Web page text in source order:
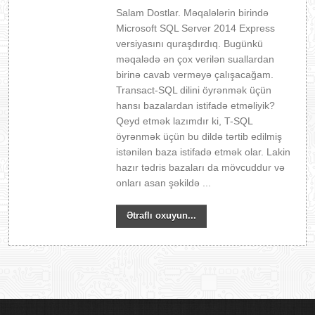
Salam Dostlar. Məqalələrin birində
Microsoft SQL Server 2014 Express
versiyasını quraşdırdıq. Bugünkü
məqalədə ən çox verilən suallardan
birinə cavab verməyə çalışacağam.
Transact-SQL dilini öyrənmək üçün
hansı bazalardan istifadə etməliyik?
Qeyd etmək lazımdır ki, T-SQL
öyrənmək üçün bu dildə tərtib edilmiş
istənilən baza istifadə etmək olar. Lakin
hazır tədris bazaları da mövcuddur və
onları asan şəkildə ...
Ətraflı oxuyun...